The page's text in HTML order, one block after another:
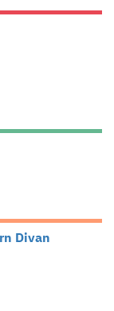
Divan